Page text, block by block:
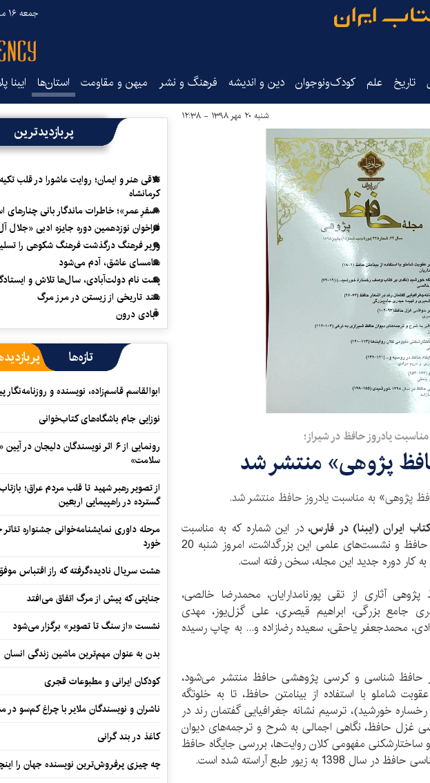
جمعه ۱۶ مرداد ۱۴۰۵
تاریخ‌ علم کودک‌ونوجوان دین و اندیشه فرهنگ و نشر میهن و مقاومت استان‌ها ایبنا
شنبه ۲۰ مهر ۱۳۹۸ - ۱۲:۳۸
یادروز حافظ در شیراز؛
پژوهی» منتشر شد
ایران (ایبنا) در فارس،در این شماره که به مناسبت
برپایی بیست و سومین یادروز حافظ و نشست‌های علمی این بزرگداشت، امروز شنبه 20
آثاری از تقی پورنامدارایان، محمدرضا خالصی،
جامع بزرگی، ابراهیم قیصری، علی گزل‌یوز، مهدی
محمدجعفر یاحقی، سعیده رضازاده و... به چاپ رسیده
حافظ شناسی و کرسی پژوهشی حافظ منتشر می‌شود،
شاملو با استفاده از بینامتن حافظ، تا به خلوتگه
خورشید)، ترسیم نشانه جغرافیایی گفتمان رند در
غزل حافظ، نگاهی اجمالی به شرح و ترجمه‌های دیوان
مفهومی کلان روایت‌ها، بررسی جایگاه حافظ
به زیور طبع آراسته شده است.
پربازدیدترین
تلاقی هنر و ایمان؛ روایت عاشورا در قلب
کرمانشاه
«سفرِ عمر»؛ خاطرات ماندگار بانی چنارهای
فراخوان نوزدهمین دوره جایزه ادبی
وزیر فرهنگ درگذشت فرهنگ شکوهی را
سامسای عاشق، آدم می‌شود
پشت نام دولت‌آبادی، سال‌ها تلاش و
سند تاریخی از زیستن در مرز مرگ
آبادی درون
تازه‌ها
ابوالقاسم قاسم‌زاده، نویسنده و
نوزایی جام باشگاه‌های کتاب‌خوانی
رونمایی از ۶ اثر نویسندگان دلیجان در
سلامت»
از تصویر رهبر شهید تا قلب مردم عراق؛
گسترده در راهپیمایی اربعین
مرحله داوری نمایشنامه‌خوانی جشنواره
خورد
هشت سریال نادیده‌گرفته که راز اقتباس
جنایتی که پیش از مرگ اتفاق می‌افتد
نشست «از سنگ تا تصویر» برگزار می‌شود
بدن به عنوان مهم‌ترین ماشین زندگی انسان
کودکان ایرانی و مطبوعات قجری
ناشران و نویسندگان ملایر با چراغ کم‌سو
کاغذ در بند گرانی
چه چیزی پرفروش‌ترین نویسنده جهان را